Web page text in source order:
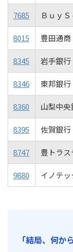
7685 Ｂｕｙ
8015 豊田通商
8345 岩手銀行
8346 東邦銀行
8360 山梨中
8395 佐賀銀行
8747 豊トラ
9880 イノテッ
「結局、何